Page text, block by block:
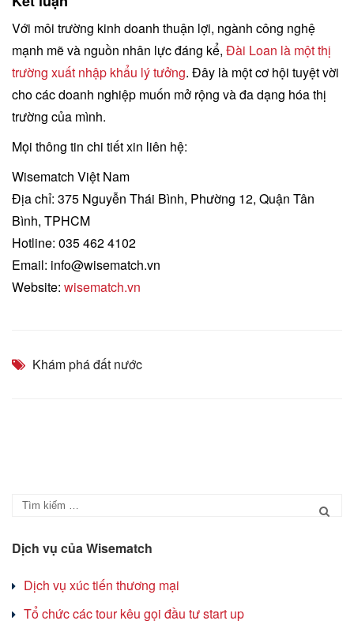
Với môi trường kinh doanh thuận lợi, ngành công nghệ
mạnh mẽ và nguồn nhân lực đáng kể, Đài Loan là một thị
trường xuất nhập khẩu lý tưởng. Đây là một cơ hội tuyệt vời
cho các doanh nghiệp muốn mở rộng và đa dạng hóa thị
trường của mình.
Mọi thông tin chi tiết xin liên hệ:
Wisematch Việt Nam
Địa chỉ: 375 Nguyễn Thái Bình, Phường 12, Quận Tân
Bình, TPHCM
Hotline: 035 462 4102
Email: info@wisematch.vn
Website: wisematch.vn
Khám phá đất nước
Dịch vụ của Wisematch
Dịch vụ xúc tiến thương mại
Tổ chức các tour kêu gọi đầu tư start up